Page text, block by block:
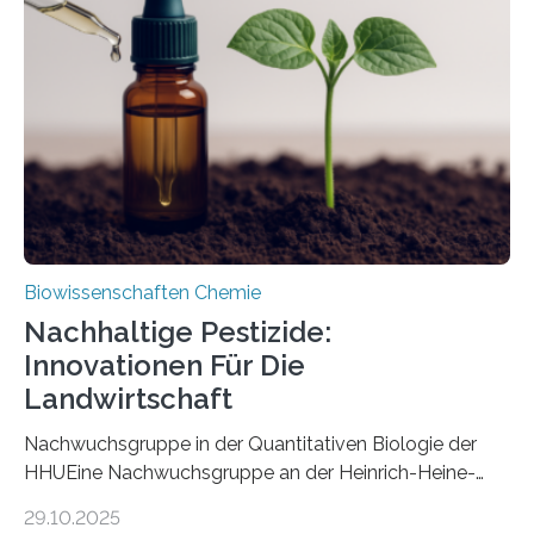
Art einer neuen Gattung beschrieben werden und trägt
nun den Namen Cretosabethes primaevus. Dieser erste
fossile Nachweis einer Stechmückenlarve in Bernstein
stellt gleichzeitig den ersten Fossilfund einer
Mückenlarve aus dem Mesozoikum dar, denn…
Biowissenschaften Chemie
Nachhaltige Pestizide:
Innovationen Für Die
Landwirtschaft
Nachwuchsgruppe in der Quantitativen Biologie der
HHUEine Nachwuchsgruppe an der Heinrich-Heine-
fünf Jahren erforschen, wie Bakterien auf
29.10.2025